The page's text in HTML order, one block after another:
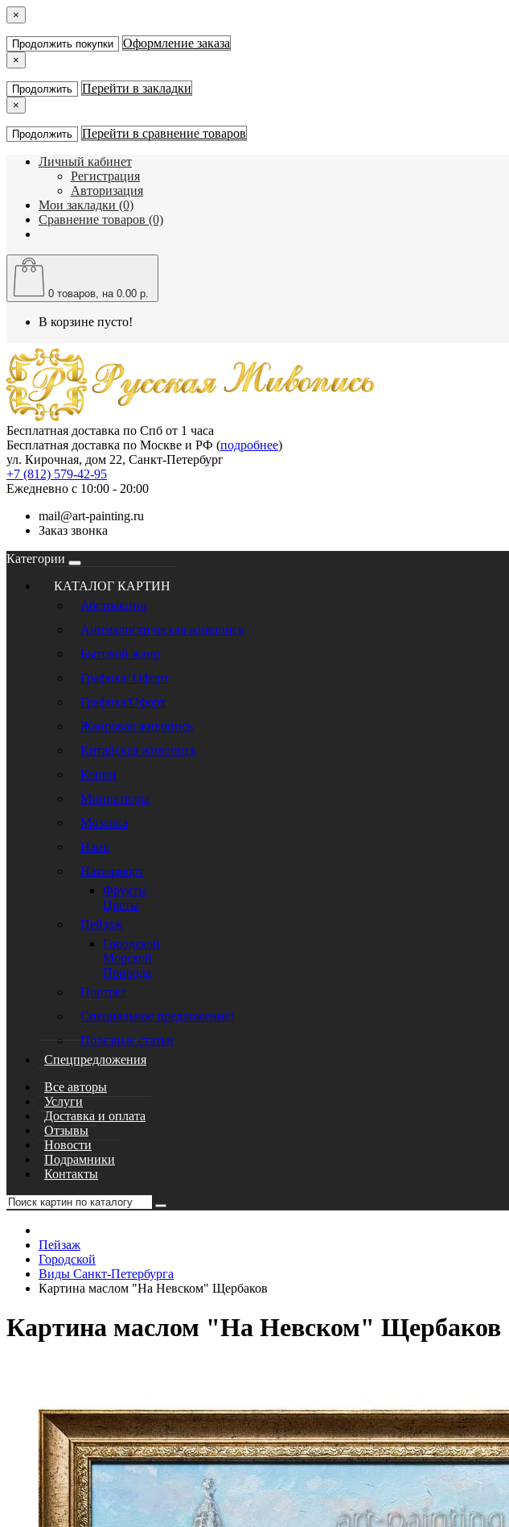
×
Продолжить покупки Оформление заказа
×
Продолжить Перейти в закладки
×
Продолжить Перейти в сравнение товаров
Личный кабинет
Регистрация
Авторизация
Мои закладки (0)
Сравнение товаров (0)
0 товаров, на 0.00 р.
В корзине пусто!
Бесплатная доставка по Спб от 1 часа
Бесплатная доставка по Москве и РФ (подробнее)
ул. Кирочная, дом 22, Санкт-Петербург
+7 (812) 579-42-95
Ежедневно с 10:00 - 20:00
mail@art-painting.ru
Заказ звонка
Категории
КАТАЛОГ КАРТИН
Абстракции
Анималистическая живопись
Бытовой жанр
Графика/ Офорт
Графика/Офорт
Жанровая живопись
Китайская живопись
Копии
Миниатюры
Мозаика
Наив
Натюрморт
Фрукты
Цветы
Пейзаж
Городской
Морской
Природа
Портрет
Специальное предложение!
Полезные статьи
Спецпредложения
Все авторы
Услуги
Доставка и оплата
Отзывы
Новости
Подрамники
Контакты
Пейзаж
Городской
Виды Санкт-Петербурга
Картина маслом "На Невском" Щербаков
Картина маслом "На Невском" Щербаков